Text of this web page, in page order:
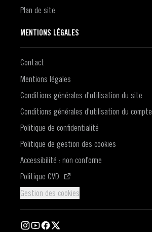
Plan de site
MENTIONS LÉGALES
Contact
Mentions légales
Conditions générales d'utilisation du site
Conditions générales d'utilisation du
Politique de confidentialité
Politique de gestion des cookies
Accessibilité : non conforme
Politique CVD (S'ouvre dans une nouvelle
Gestion des cookies